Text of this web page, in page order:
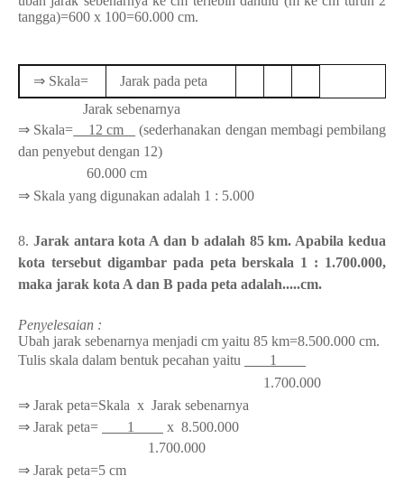
tangga)=600 x 100=60.000 cm.
⇒ Skala=
Jarak pada peta
Jarak sebenarnya
⇒ Skala= 12 cm
(sederhanakan dengan membagi pembilang
dan penyebut dengan 12)
60.000 cm
⇒ Skala yang digunakan adalah 1 : 5.000
8. Jarak antara kota A dan b adalah 85 km. Apabila kedua
kota tersebut digambar pada peta berskala 1 : 1.700.000,
maka jarak kota A dan B pada peta adalah.....cm.
Penyelesaian :
Ubah jarak sebenarnya menjadi cm yaitu 85 km=8.500.000 cm.
Tulis skala dalam bentuk pecahan yaitu
1
1.700.000
⇒ Jarak peta=Skala x Jarak sebenarnya
⇒ Jarak peta=
1
x 8.500.000
1.700.000
⇒ Jarak peta=5 cm